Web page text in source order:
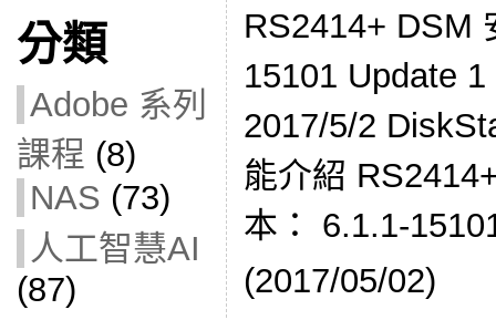
分類
Adobe 系列
課程 (8)
NAS (73)
人工智慧AI
(87)
RS2414+ DSM
15101 Update
2017/5/2
能介紹
本： 6.1.1-
(2017/05/02)